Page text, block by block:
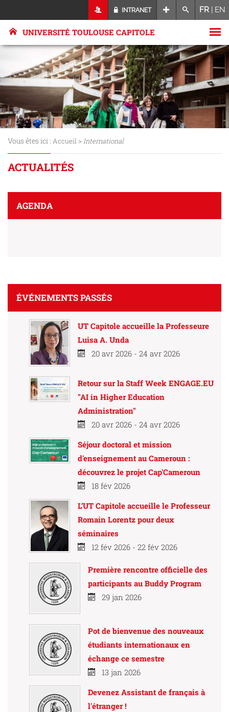
INTRANET FR | EN
UNIVERSITÉ TOULOUSE CAPITOLE
Vous êtes ici : Accueil >International
ACTUALITÉS
AGENDA
ÉVÉNEMENTS PASSÉS
UT Capitole accueille la Professeure
Luisa A. Unda
20 avr 2026 - 24 avr 2026
Retour sur la Staff Week ENGAGE.EU
"AI in Higher Education
Administration"
20 avr 2026 - 24 avr 2026
Séjour doctoral et mission
d'enseignement au Cameroun :
découvrez le projet Cap'Cameroun
18 fév 2026
L’UT Capitole accueille le Professeur
Romain Lorentz pour deux
séminaires
12 fév 2026 - 22 fév 2026
Première rencontre officielle des
participants au Buddy Program
29 jan 2026
Pot de bienvenue des nouveaux
étudiants internationaux en
échange ce semestre
13 jan 2026
Devenez Assistant de français à
l'étranger !